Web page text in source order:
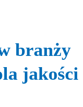
branży
jakości